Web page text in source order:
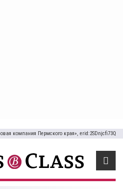
компания Пермского края», erid:2SDnjcfi73Q